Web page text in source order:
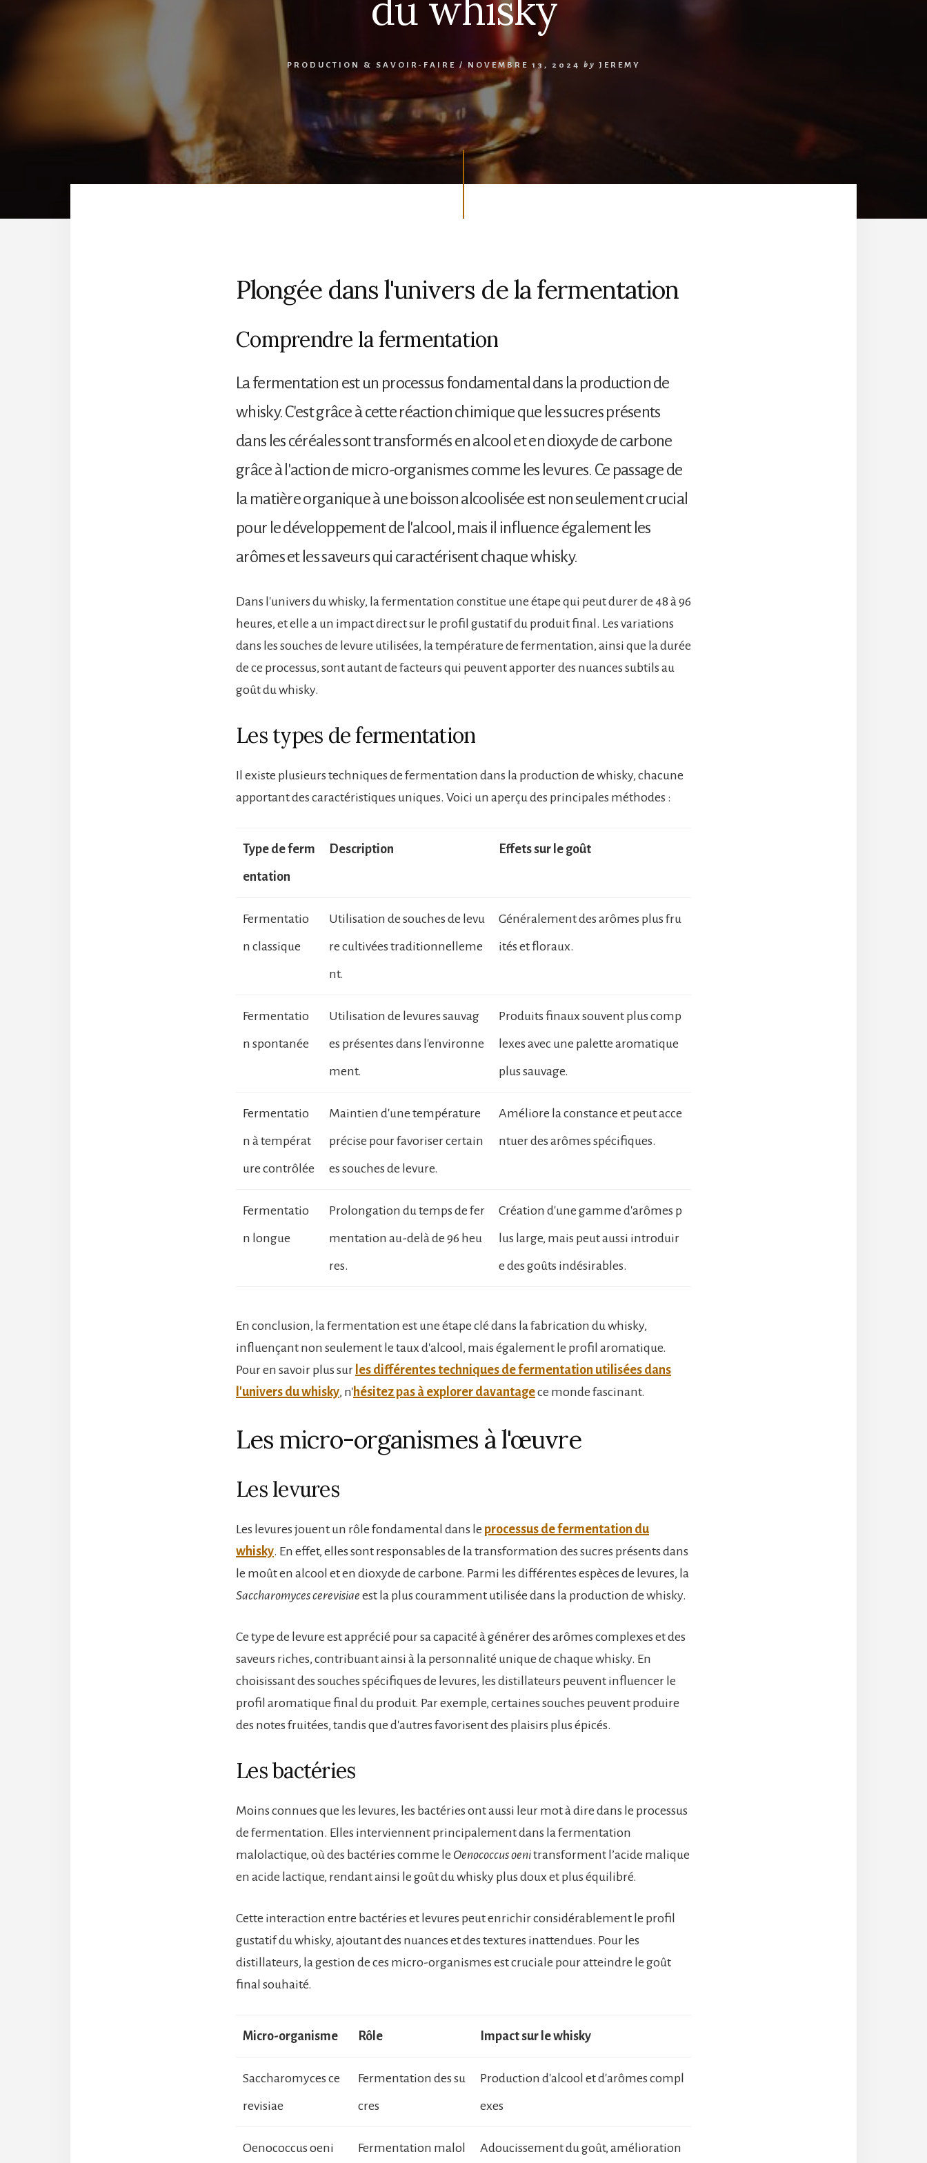
PRODUCTION & SAVOIR-FAIRE / NOVEMBRE 13, 2024 by JEREMY
Plongée dans l'univers de la fermentation
Comprendre la fermentation
La fermentation est un processus fondamental dans la production de
whisky. C'est grâce à cette réaction chimique que les sucres présents
dans les céréales sont transformés en alcool et en dioxyde de carbone
grâce à l'action de micro-organismes comme les levures. Ce passage de
la matière organique à une boisson alcoolisée est non seulement crucial
pour le développement de l'alcool, mais il influence également les
arômes et les saveurs qui caractérisent chaque whisky.
Dans l'univers du whisky, la fermentation constitue une étape qui peut durer de 48 à 96
heures, et elle a un impact direct sur le profil gustatif du produit final. Les variations
dans les souches de levure utilisées, la température de fermentation, ainsi que la durée
de ce processus, sont autant de facteurs qui peuvent apporter des nuances subtils au
goût du whisky.
Les types de fermentation
Il existe plusieurs techniques de fermentation dans la production de whisky, chacune
apportant des caractéristiques uniques. Voici un aperçu des principales méthodes :
Type de ferm
entation
Description Effets sur le goût
Fermentatio
n classique
Utilisation de souches de levu
re cultivées traditionnelleme
nt.
Généralement des arômes plus fru
ités et floraux.
Fermentatio
n spontanée
Utilisation de levures sauvag
es présentes dans l'environne
ment.
Produits finaux souvent plus comp
lexes avec une palette aromatique
plus sauvage.
Fermentatio
n à températ
ure contrôlée
Maintien d'une température
précise pour favoriser certain
es souches de levure.
Améliore la constance et peut acce
ntuer des arômes spécifiques.
Fermentatio
n longue
Prolongation du temps de fer
mentation au-delà de 96 heu
res.
Création d'une gamme d'arômes p
lus large, mais peut aussi introduir
e des goûts indésirables.
En conclusion, la fermentation est une étape clé dans la fabrication du whisky,
influençant non seulement le taux d'alcool, mais également le profil aromatique.
Pour en savoir plus sur les différentes techniques de fermentation utilisées dans
l'univers du whisky, n'hésitez pas à explorer davantagece monde fascinant.
Les micro-organismes à l'œuvre
Les levures
Les levures jouent un rôle fondamental dans le processus de fermentation du
whisky. En effet, elles sont responsables de la transformation des sucres présents dans
le moût en alcool et en dioxyde de carbone. Parmi les différentes espèces de levures, la
Saccharomyces cerevisiae est la plus couramment utilisée dans la production de whisky.
Ce type de levure est apprécié pour sa capacité à générer des arômes complexes et des
saveurs riches, contribuant ainsi à la personnalité unique de chaque whisky. En
choisissant des souches spécifiques de levures, les distillateurs peuvent influencer le
profil aromatique final du produit. Par exemple, certaines souches peuvent produire
des notes fruitées, tandis que d'autres favorisent des plaisirs plus épicés.
Les bactéries
Moins connues que les levures, les bactéries ont aussi leur mot à dire dans le processus
de fermentation. Elles interviennent principalement dans la fermentation
malolactique, où des bactéries comme le Oenococcus oenitransforment l’acide malique
en acide lactique, rendant ainsi le goût du whisky plus doux et plus équilibré.
Cette interaction entre bactéries et levures peut enrichir considérablement le profil
gustatif du whisky, ajoutant des nuances et des textures inattendues. Pour les
distillateurs, la gestion de ces micro-organismes est cruciale pour atteindre le goût
final souhaité.
Micro-organisme Rôle Impact sur le whisky
Saccharomyces ce
revisiae
Fermentation des su
cres
Production d'alcool et d'arômes compl
exes
Oenococcus oeni Fermentation malol Adoucissement du goût, amélioration